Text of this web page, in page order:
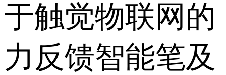
于触觉物联网的
力反馈智能笔及